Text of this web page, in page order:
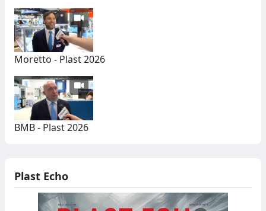
G
R
E
G
A
C
J
R
Moretto - Plast 2026
BMB - Plast 2026
Plast Echo